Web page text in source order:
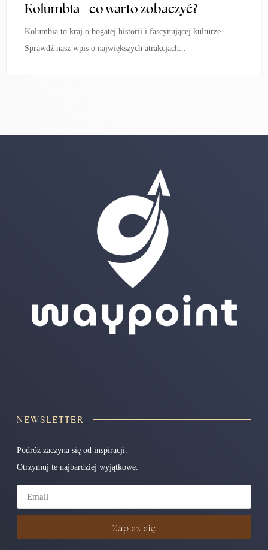
Kolumbia - co warto zobaczyć?
Kolumbia to kraj o bogatej historii i fascynującej kulturze.
Sprawdź nasz wpis o największych atrakcjach...
NEWSLETTER
Podróż zaczyna się od inspiracji.
Otrzymuj te najbardziej wyjątkowe.
Zapisz się